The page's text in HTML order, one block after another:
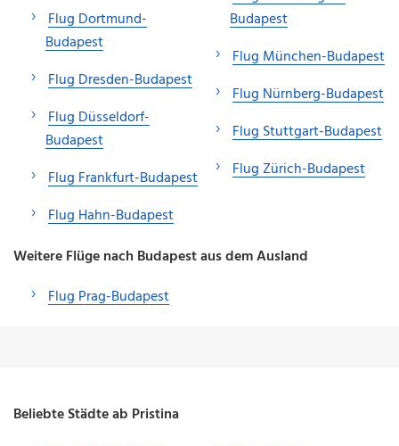
Flug Dortmund-
Budapest
Flug Dresden-Budapest
Flug Düsseldorf-
Budapest
Flug Frankfurt-Budapest
Flug Hahn-Budapest
Budapest
Flug München-Budapest
Flug Nürnberg-Budapest
Flug Stuttgart-Budapest
Flug Zürich-Budapest
Weitere Flüge nach Budapest aus dem Ausland
Flug Prag-Budapest
Beliebte Städte ab Pristina